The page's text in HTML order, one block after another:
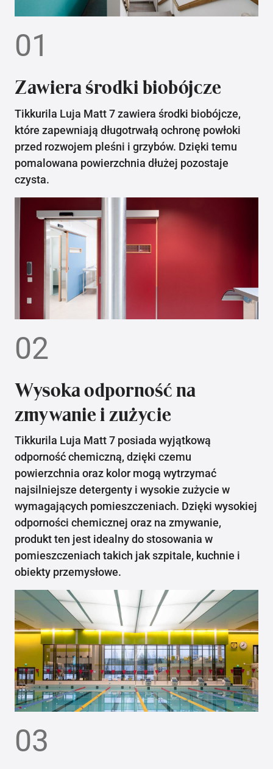
01
Zawiera środki biobójcze
Tikkurila Luja Matt 7 zawiera środki biobójcze,
które zapewniają długotrwałą ochronę powłoki
przed rozwojem pleśni i grzybów. Dzięki temu
pomalowana powierzchnia dłużej pozostaje
czysta.
02
Wysoka odporność na
zmywanie i zużycie
Tikkurila Luja Matt 7 posiada wyjątkową
odporność chemiczną, dzięki czemu
powierzchnia oraz kolor mogą wytrzymać
najsilniejsze detergenty i wysokie zużycie w
wymagających pomieszczeniach. Dzięki wysokiej
odporności chemicznej oraz na zmywanie,
produkt ten jest idealny do stosowania w
pomieszczeniach takich jak szpitale, kuchnie i
obiekty przemysłowe.
03